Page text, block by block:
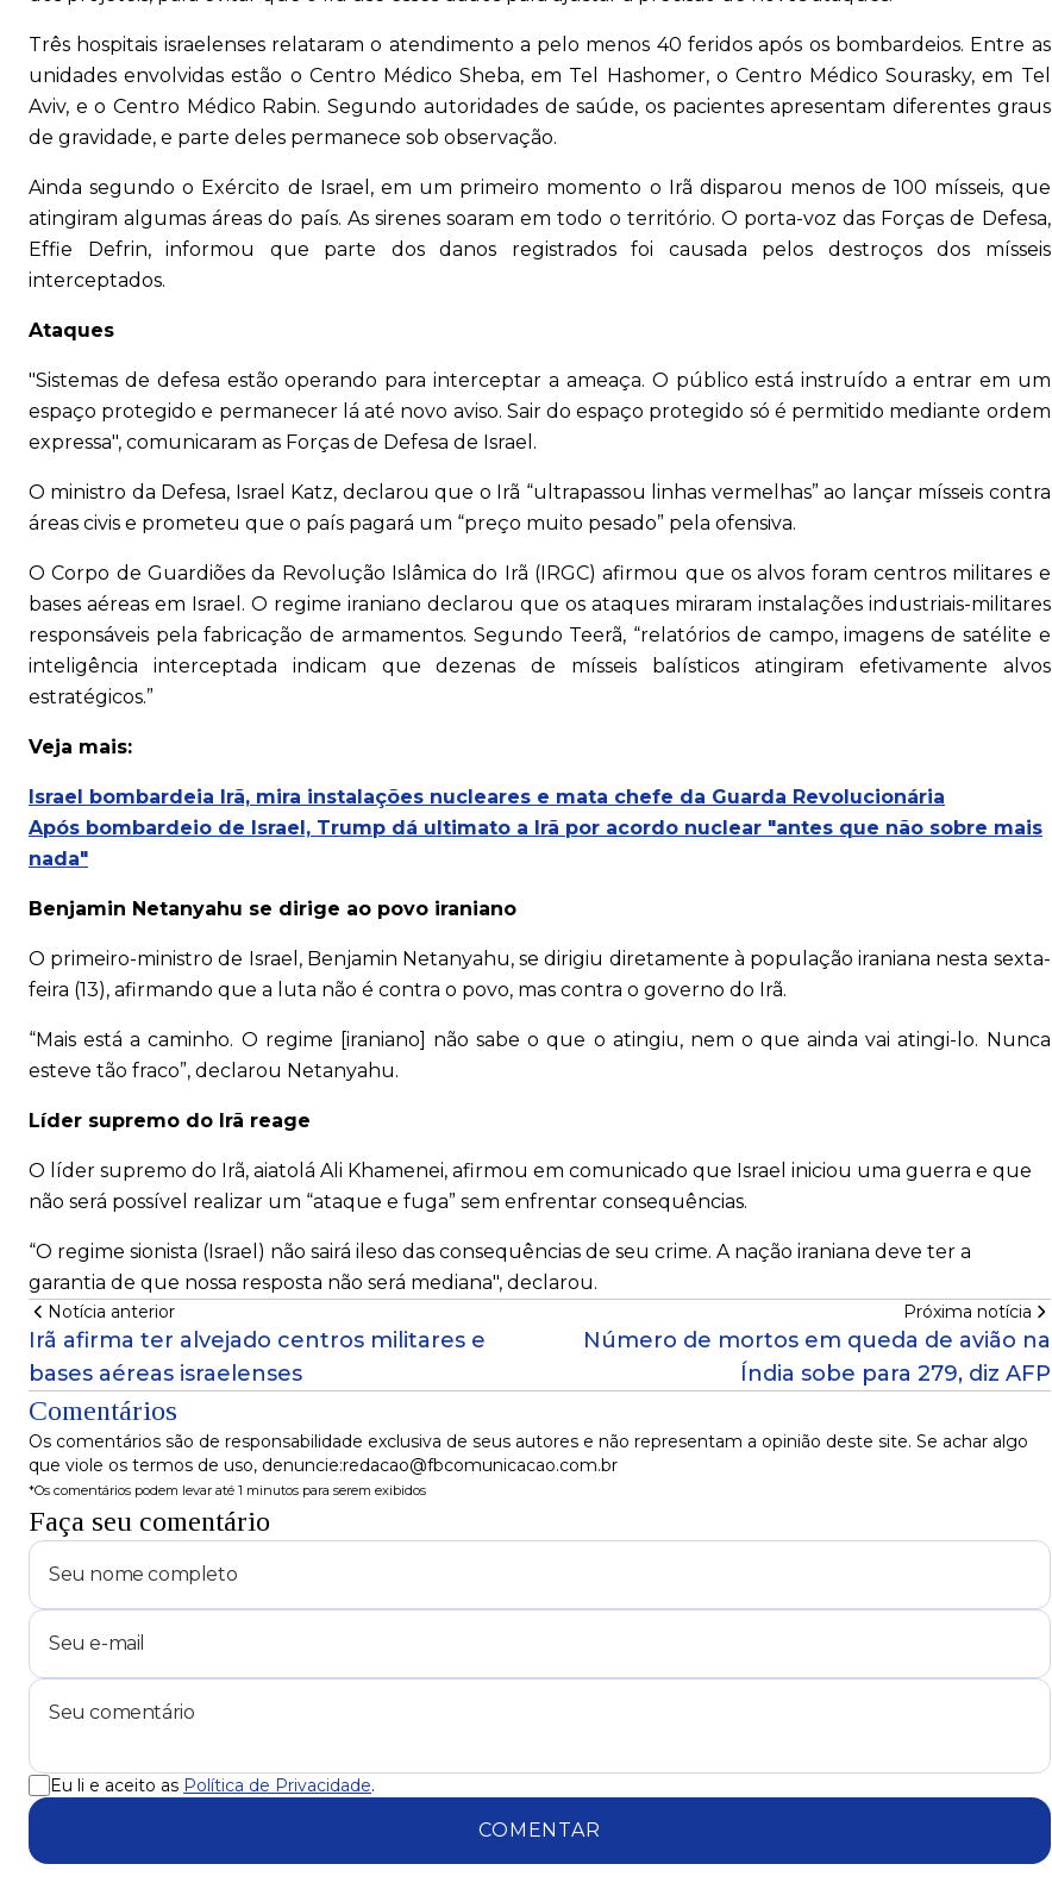
Três hospitais israelenses relataram o atendimento a pelo menos 40 feridos após os bombardeios. Entre as
unidades envolvidas estão o Centro Médico Sheba, em Tel Hashomer, o Centro Médico Sourasky, em Tel
Aviv, e o Centro Médico Rabin. Segundo autoridades de saúde, os pacientes apresentam diferentes graus
de gravidade, e parte deles permanece sob observação.
Ainda segundo o Exército de Israel, em um primeiro momento o Irã disparou menos de 100 mísseis, que
atingiram algumas áreas do país. As sirenes soaram em todo o território. O porta-voz das Forças de Defesa,
Effie Defrin, informou que parte dos danos registrados foi causada pelos destroços dos mísseis
interceptados.
Ataques
"Sistemas de defesa estão operando para interceptar a ameaça. O público está instruído a entrar em um
espaço protegido e permanecer lá até novo aviso. Sair do espaço protegido só é permitido mediante ordem
expressa", comunicaram as Forças de Defesa de Israel.
O ministro da Defesa, Israel Katz, declarou que o Irã “ultrapassou linhas vermelhas” ao lançar mísseis contra
áreas civis e prometeu que o país pagará um “preço muito pesado” pela ofensiva.
O Corpo de Guardiões da Revolução Islâmica do Irã (IRGC) afirmou que os alvos foram centros militares e
bases aéreas em Israel. O regime iraniano declarou que os ataques miraram instalações industriais-militares
responsáveis pela fabricação de armamentos. Segundo Teerã, “relatórios de campo, imagens de satélite e
inteligência interceptada indicam que dezenas de mísseis balísticos atingiram efetivamente alvos
estratégicos.”
Veja mais:
Israel bombardeia Irã, mira instalações nucleares e mata chefe da Guarda Revolucionária
Após bombardeio de Israel, Trump dá ultimato a Irã por acordo nuclear "antes que não sobre mais
nada"
Benjamin Netanyahu se dirige ao povo iraniano
O primeiro-ministro de Israel, Benjamin Netanyahu, se dirigiu diretamente à população iraniana nesta sexta-
feira (13), afirmando que a luta não é contra o povo, mas contra o governo do Irã.
“Mais está a caminho. O regime [iraniano] não sabe o que o atingiu, nem o que ainda vai atingi-lo. Nunca
esteve tão fraco”, declarou Netanyahu.
Líder supremo do Irã reage
O líder supremo do Irã, aiatolá Ali Khamenei, afirmou em comunicado que Israel iniciou uma guerra e que
não será possível realizar um “ataque e fuga” sem enfrentar consequências.
“O regime sionista (Israel) não sairá ileso das consequências de seu crime. A nação iraniana deve ter a
garantia de que nossa resposta não será mediana", declarou.
Notícia anterior
Irã afirma ter alvejado centros militares e
bases aéreas israelenses
Próxima notícia
Número de mortos em queda de avião na
Índia sobe para 279, diz AFP
Comentários
Os comentários são de responsabilidade exclusiva de seus autores e não representam a opinião deste site. Se achar algo
que viole os termos de uso, denuncie:redacao@fbcomunicacao.com.br
*Os comentários podem levar até 1 minutos para serem exibidos
Faça seu comentário
Eu li e aceito as Política de Privacidade.
COMENTAR